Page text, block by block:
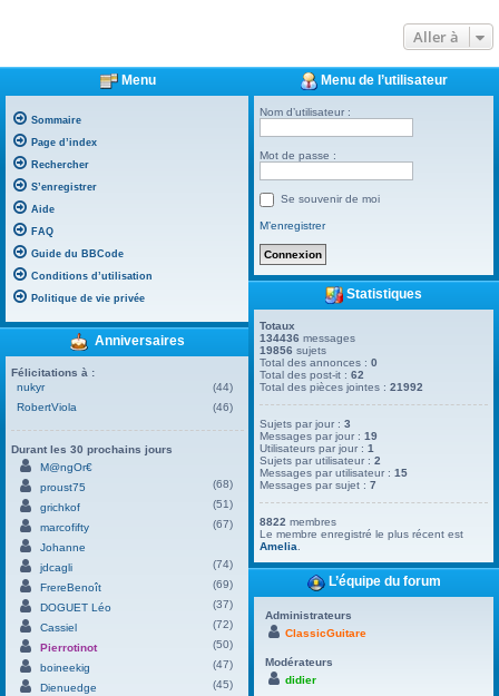
Aller à
Menu
Sommaire
Page d’index
Rechercher
S’enregistrer
Aide
FAQ
Guide du BBCode
Conditions d’utilisation
Politique de vie privée
Anniversaires
Félicitations à :
nukyr
(44)
RobertViola
(46)
Durant les 30 prochains jours
M@ngOr€
proust75
(68)
grichkof
(51)
marcofifty
(67)
Johanne
jdcagli
(74)
FrereBenoît
(69)
DOGUET Léo
(37)
Cassiel
(72)
Pierrotinot
(50)
boineekig
(47)
Dienuedge
(45)
Menu de l’utilisateur
Nom d’utilisateur :
Mot de passe :
Se souvenir de moi
M’enregistrer
Statistiques
Totaux
134436 messages
19856 sujets
Total des annonces :0
Total des post-it :62
Total des pièces jointes :21992
Sujets par jour :3
Messages par jour :19
Utilisateurs par jour :1
Sujets par utilisateur :2
Messages par utilisateur :15
Messages par sujet :7
8822 membres
Le membre enregistré le plus récent est
Amelia
L’équipe du forum
Administrateurs
ClassicGuitare
Modérateurs
didier